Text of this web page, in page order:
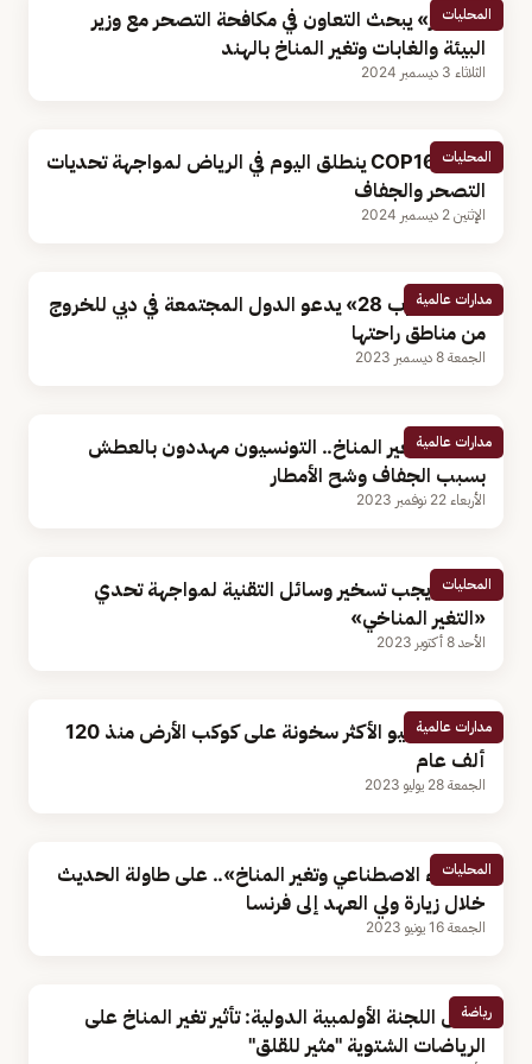
المحليات
«الجبير» يبحث التعاون في مكافحة التصحر مع وزير
البيئة والغابات وتغير المناخ بالهند
الثلاثاء 3 ديسمبر 2024
المحليات
مؤتمر COP16 ينطلق اليوم في الرياض لمواجهة تحديات
التصحر والجفاف
الإثنين 2 ديسمبر 2024
مدارات عالمية
رئيس «كوب 28» يدعو الدول المجتمعة في دبي للخروج
من مناطق راحتها
الجمعة 8 ديسمبر 2023
مدارات عالمية
تداعيات تغير المناخ.. التونسيون مهددون بالعطش
بسبب الجفاف وشح الأمطار
الأربعاء 22 نوفمبر 2023
المحليات
الجبير: يجب تسخير وسائل التقنية لمواجهة تحدي
«التغير المناخي»
الأحد 8 أكتوبر 2023
مدارات عالمية
علماء: يوليو الأكثر سخونة على كوكب الأرض منذ 120
ألف عام
الجمعة 28 يوليو 2023
المحليات
«الذكاء الاصطناعي وتغير المناخ».. على طاولة الحديث
خلال زيارة ولي العهد إلى فرنسا
الجمعة 16 يونيو 2023
رياضة
رئيس اللجنة الأولمبية الدولية: تأثير تغير المناخ على
الرياضات الشتوية "مثير للقلق"